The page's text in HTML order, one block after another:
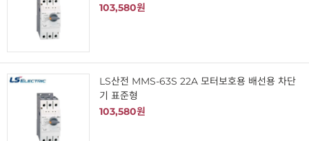
103,580원
LS산전 MMS-63S 22A 모터보호용 배선용 차단
기 표준형
103,580원